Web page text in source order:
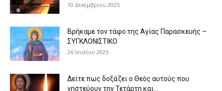
10 Δεκεμβρίου 2025
Βρήκαμε τον τάφο της Αγίας Παρασκευής –
ΣΥΓΚΛΟΝΙΣΤΙΚΟ
26 Ιουλίου 2025
Δείτε πως δοξάζει ο Θεός αυτούς που
νηστεύουν την Τετάρτη και...